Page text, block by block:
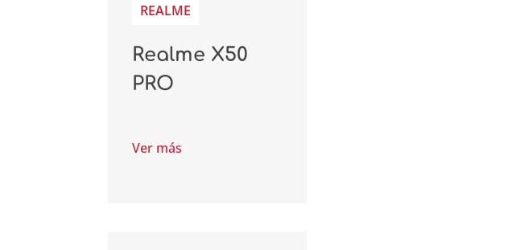
REALME
Realme X50
PRO
Ver más